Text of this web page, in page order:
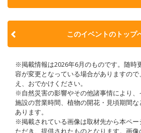
このイベントのトップ
※掲載情報は2026年6月のものです。随時
容が変更となっている場合がありますので
え、おでかけください。
※自然災害の影響やその他諸事情により、
施設の営業時間、植物の開花・見頃期間
あります。
※掲載されている画像は取材先から本ペ
ただき、提供されたものとなります。画